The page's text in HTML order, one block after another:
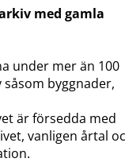
med gamla
under mer än 100
byggnader,
är försedda med
vanligen årtal